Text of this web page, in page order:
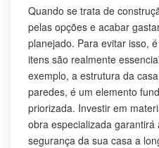
Quando se trata de
pelas opções e acabar
planejado. Para evitar isso,
itens são realmente
exemplo, a estrutura da
paredes, é um elemento
priorizada. Investir em
obra especializada garantirá
segurança da sua casa a